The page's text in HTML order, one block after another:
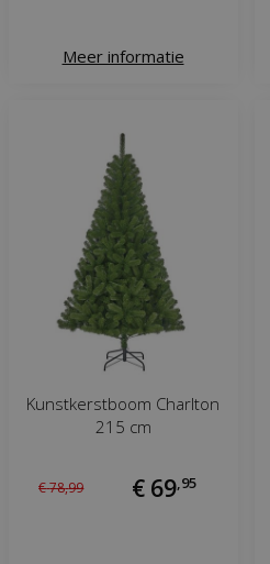
Meer informatie
Kunstkerstboom Charlton
215 cm
€78,99 € 69, 95